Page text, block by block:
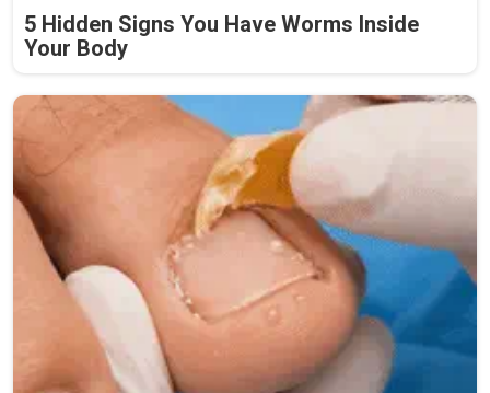
5 Hidden Signs You Have Worms Inside
Your Body